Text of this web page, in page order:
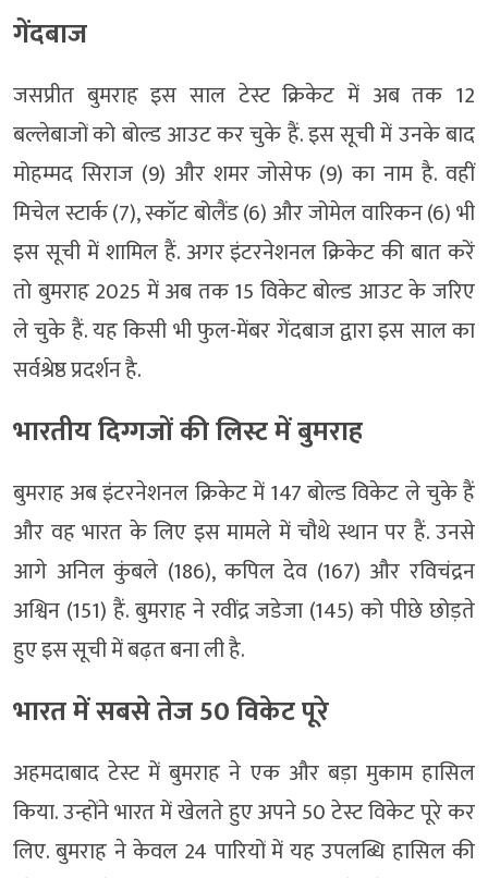
गेंदबाज
जसप्रीत बुमराह इस साल टेस्ट क्रिकेट में अब तक 12
बल्लेबाजों को बोल्ड आउट कर चुके हैं. इस सूची में उनके बाद
मोहम्मद सिराज (9) और शमर जोसेफ (9) का नाम है. वहीं
मिचेल स्टार्क (7), स्कॉट बोलैंड (6) और जोमेल वारिकन (6) भी
इस सूची में शामिल हैं. अगर इंटरनेशनल क्रिकेट की बात करें
तो बुमराह 2025 में अब तक 15 विकेट बोल्ड आउट के जरिए
ले चुके हैं. यह किसी भी फुल-मेंबर गेंदबाज द्वारा इस साल का
सर्वश्रेष्ठ प्रदर्शन है.
भारतीय दिग्गजों की लिस्ट में बुमराह
बुमराह अब इंटरनेशनल क्रिकेट में 147 बोल्ड विकेट ले चुके हैं
और वह भारत के लिए इस मामले में चौथे स्थान पर हैं. उनसे
आगे अनिल कुंबले (186), कपिल देव (167) और रविचंद्रन
अश्विन (151) हैं. बुमराह ने रवींद्र जडेजा (145) को पीछे छोड़ते
हुए इस सूची में बढ़त बना ली है.
भारत में सबसे तेज 50 विकेट पूरे
अहमदाबाद टेस्ट में बुमराह ने एक और बड़ा मुकाम हासिल
किया. उन्होंने भारत में खेलते हुए अपने 50 टेस्ट विकेट पूरे कर
लिए. बुमराह ने केवल 24 पारियों में यह उपलब्धि हासिल की